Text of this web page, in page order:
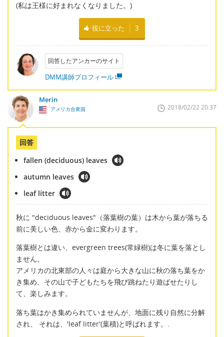
(私は王様に好まれなくなりました。)
役に立った 3
回答したアンカーのサイト
DMM講師プロフィール
Merin
アメリカ合衆国 2018/02/22 20:37
回答
fallen (deciduous) leaves
autumn leaves
leaf litter
秋に "deciduous leaves"（落葉樹の葉）は木から葉が落ちる
前に美しい色、赤から金に変わります。
落葉樹とは違い、evergreen trees(常緑樹)は冬に葉を落とし
ません。
アメリカの北東部の人々は庭から大きな山に秋の落ち葉をか
き集め、その山で子どもたちを飛び跳ねたり遊ばせたりし
て、楽しみます。
落ち葉はかき集められていませんが、地面に残り自然に分解
され、 それは、'leaf litter'(葉積)と呼ばれます。.